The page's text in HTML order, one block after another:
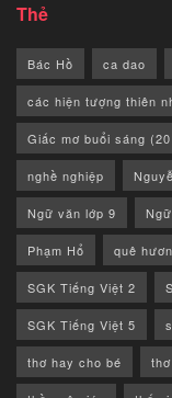
Thẻ
Bác Hồ ca dao
các hiện tượng thiên
Giấc mơ buổi sáng
nghề nghiệp
Ngữ văn lớp 9
Phạm Hổ quê
SGK Tiếng Việt 2
SGK Tiếng Việt 5
thơ hay cho bé